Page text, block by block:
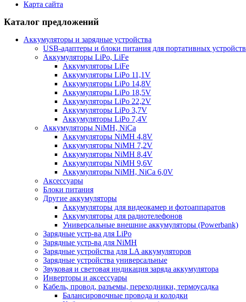
Карта сайта
Каталог предложений
Аккумуляторы и зарядные устройства
USB-адаптеры и блоки питания для портативных устройств
Аккумуляторы LiPo, LiFe
Аккумуляторы LiFe
Аккумуляторы LiPo 11,1V
Аккумуляторы LiPo 14,8V
Аккумуляторы LiPo 18,5V
Аккумуляторы LiPo 22,2V
Аккумуляторы LiPo 3,7V
Аккумуляторы LiPo 7,4V
Аккумуляторы NiMH, NiCa
Аккумуляторы NiMH 4,8V
Аккумуляторы NiMH 7,2V
Аккумуляторы NiMH 8,4V
Аккумуляторы NiMH 9,6V
Аккумуляторы NiMH, NiCa 6,0V
Аксессуары
Блоки питания
Другие аккумуляторы
Аккумуляторы для видеокамер и фотоаппаратов
Аккумуляторы для радиотелефонов
Универсальные внешние аккумуляторы (Powerbank)
Зарядные устр-ва для LiPo
Зарядные устр-ва для NiMH
Зарядные устройства для LA аккумуляторов
Зарядные устройства универсальные
Звуковая и световая индикация заряда аккумулятора
Инверторы и аксессуары
Кабель, провод, разъемы, переходники, термоусадка
Балансировочные провода и колодки